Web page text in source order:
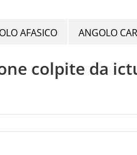
AFASICO ANGOLO
colpite da